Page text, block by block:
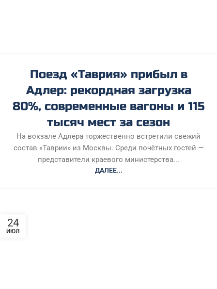
Поезд «Таврия» прибыл в
Адлер: рекордная загрузка
80%, современные вагоны и 115
тысяч мест за сезон
На вокзале Адлера торжественно встретили свежий
состав «Таврии» из Москвы. Среди почётных гостей —
представители краевого министерства...
ДАЛЕЕ...
24
ИЮЛ